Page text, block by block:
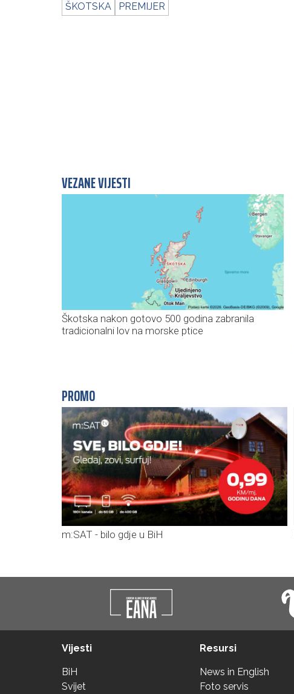
ŠKOTSKA PREMIJER
VEZANE VIJESTI
Škotska nakon gotovo 500 godina zabranila
tradicionalni lov na morske ptice
PROMO
m:SAT - bilo gdje u BiH
Vijesti
BiH
Svijet
Resursi
News in English
Foto servis